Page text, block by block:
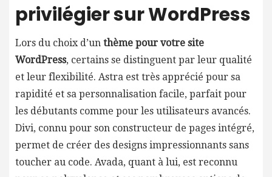
privilégier sur WordPress
Lors du choix d’un thème pour votre site
WordPress, certains se distinguent par leur qualité
et leur flexibilité. Astra est très apprécié pour sa
rapidité et sa personnalisation facile, parfait pour
les débutants comme pour les utilisateurs avancés.
Divi, connu pour son constructeur de pages intégré,
permet de créer des designs impressionnants sans
toucher au code. Avada, quant à lui, est reconnu